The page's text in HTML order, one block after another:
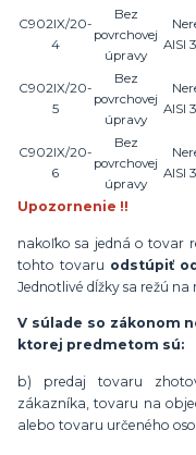
C902IX/20-
4
Bez
povrchovej
úpravy
AISI
C902IX/20-
5
Bez
povrchovej
úpravy
AISI
C902IX/20-
6
Bez
povrchovej
úpravy
AISI
Upozornenie !!
nakoľko sa jedná o tovar
tohto tovaru odstúpiť
Jednotlivé dĺžky sa režú
V súlade so zákonom
ktorej predmetom sú:
b) predaj tovaru
zákazníka, tovaru na
alebo tovaru určeného